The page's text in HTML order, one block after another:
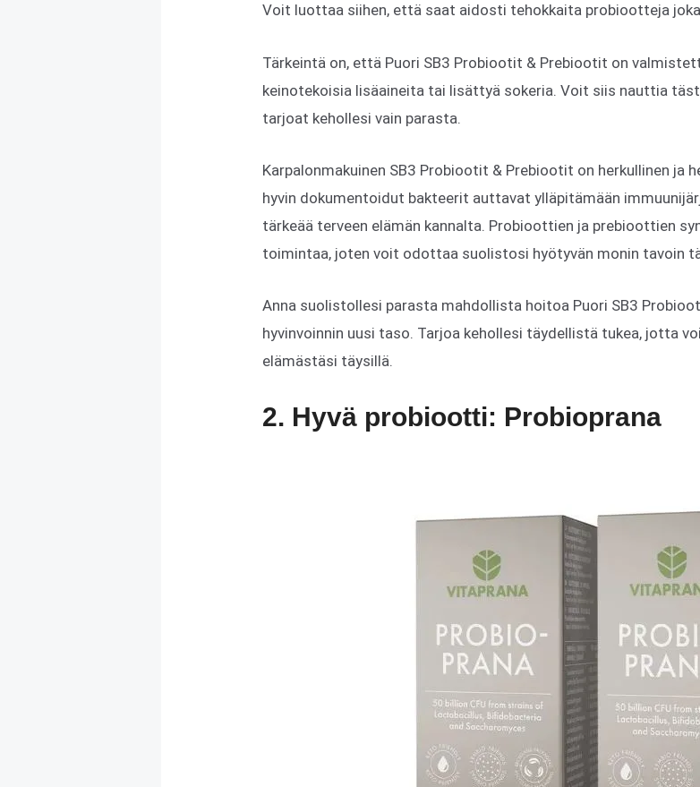
Voit luottaa siihen, että saat aidosti tehokkaita probiootteja
Tärkeintä on, että Puori SB3 Probiootit & Prebiootit on
keinotekoisia lisäaineita tai lisättyä sokeria. Voit siis nauttia
tarjoat kehollesi vain parasta.
Karpalonmakuinen SB3 Probiootit & Prebiootit on herkullinen ja
hyvin dokumentoidut bakteerit auttavat ylläpitämään
tärkeää terveen elämän kannalta. Probioottien ja prebioottien
toimintaa, joten voit odottaa suolistosi hyötyvän monin tavoin
Anna suolistollesi parasta mahdollista hoitoa Puori SB3
hyvinvoinnin uusi taso. Tarjoa kehollesi täydellistä tukea, jotta
elämästäsi täysillä.
2. Hyvä probiootti: Probioprana